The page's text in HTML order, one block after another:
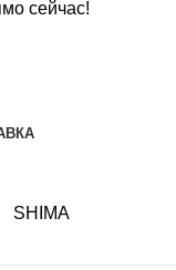
сейчас!
SHIMA